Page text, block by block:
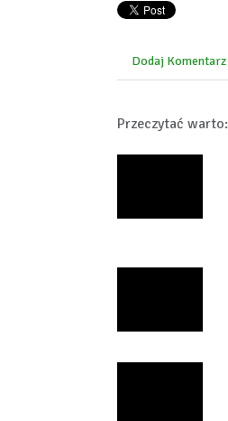
Dodaj Komentarz
Przeczytać warto: